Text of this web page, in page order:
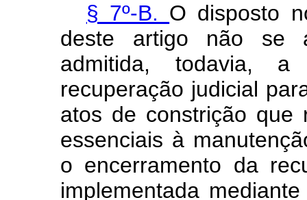
§ 7º-B. O disposto
deste artigo não se
admitida, todavia,
recuperação judicial
atos de constrição que
essenciais à
o encerramento da
implementada